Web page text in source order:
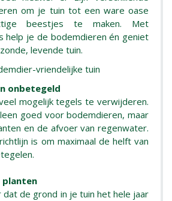
om je tuin tot een ware oase
beestjes te maken. Met
help je de bodemdieren én geniet
levende tuin.
vriendelijke tuin
onbetegeld
mogelijk tegels te verwijderen.
goed voor bodemdieren, maar
en de afvoer van regenwater.
is om maximaal de helft van
planten
de grond in je tuin het hele jaar